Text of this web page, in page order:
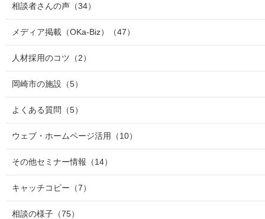
相談者さんの声 （34）
メディア掲載（OKa-Biz） （47）
人材採用のコツ （2）
岡崎市の施設 （5）
よくある質問 （5）
ウェブ・ホームページ活用 （10）
その他セミナー情報 （14）
キャッチコピー （7）
相談の様子 （75）